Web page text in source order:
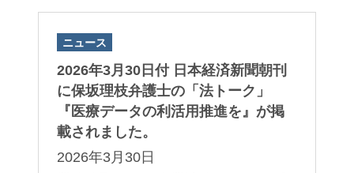
ニュース
2026年3月30日付 日本経済新聞朝刊
に保坂理枝弁護士の「法トーク」
『医療データの利活用推進を』が掲
載されました。
2026年3月30日